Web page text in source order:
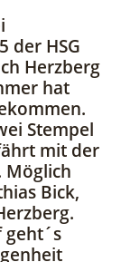
der HSG
Herzberg
hat
Stempel
mit der
Möglich
Bick,
geht´s